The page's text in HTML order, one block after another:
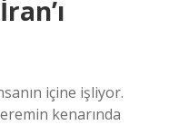
içine işliyor.
kenarında